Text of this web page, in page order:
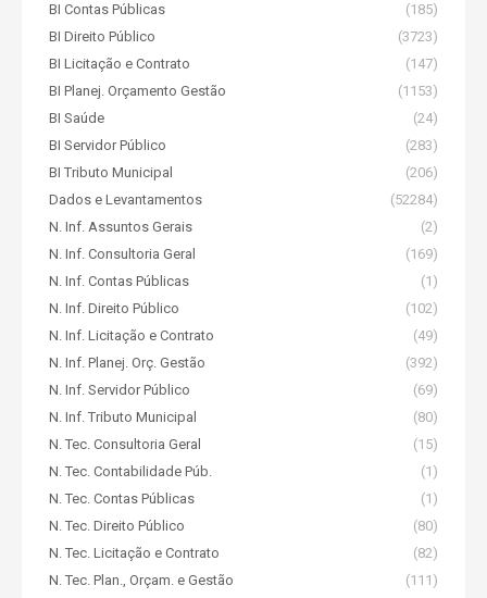
BI Contas Públicas
(185)
BI Direito Público
(3723)
BI Licitação e Contrato
(147)
BI Planej. Orçamento Gestão
(1153)
BI Saúde
(24)
BI Servidor Público
(283)
BI Tributo Municipal
(206)
Dados e Levantamentos
(52284)
N. Inf. Assuntos Gerais
(2)
N. Inf. Consultoria Geral
(169)
N. Inf. Contas Públicas
(1)
N. Inf. Direito Público
(102)
N. Inf. Licitação e Contrato
(49)
N. Inf. Planej. Orç. Gestão
(392)
N. Inf. Servidor Público
(69)
N. Inf. Tributo Municipal
(80)
N. Tec. Consultoria Geral
(15)
N. Tec. Contabilidade Púb.
(1)
N. Tec. Contas Públicas
(1)
N. Tec. Direito Público
(80)
N. Tec. Licitação e Contrato
(82)
N. Tec. Plan., Orçam. e Gestão
(111)